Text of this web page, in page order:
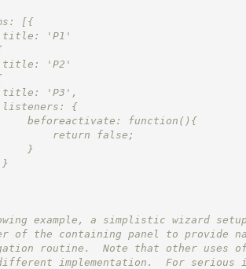
[{
title: 'P1'
title: 'P2'
title: 'P3',
listeners: {
beforeactivate: function(){
return false;
}
}
example, a simplistic wizard
of the containing panel to provide
routine.  Note that other uses
implementation.  For serious